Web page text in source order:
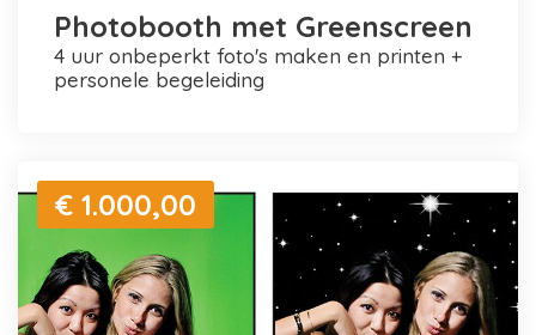
Photobooth met Greenscreen
4 uur onbeperkt foto's maken en printen +
personele begeleiding
€ 1.000,00